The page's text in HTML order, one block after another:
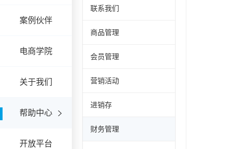
案例伙伴
电商学院
关于我们
帮助中心
开放平台
联系我们
商品管理
会员管理
营销活动
进销存
财务管理